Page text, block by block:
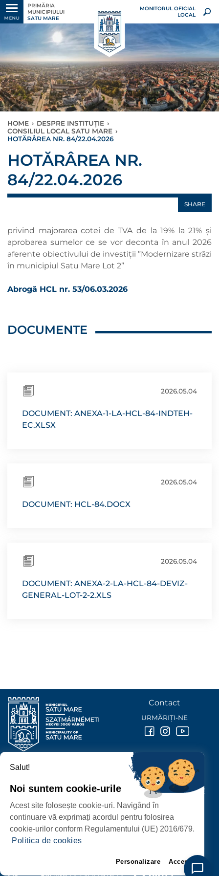
MENU
PRIMĂRIA
MUNICIPIULUI
SATU MARE
MONITORUL OFICIAL
LOCAL
HOME › DESPRE INSTITUȚIE ›
CONSILIUL LOCAL SATU MARE ›
HOTĂRÂREA NR. 84/22.04.2026
HOTĂRÂREA NR.
84/22.04.2026
SHARE
privind majorarea cotei de TVA de la 19% la 21% și
aprobarea sumelor ce se vor deconta în anul 2026
aferente obiectivului de investiții ”Modernizare străzi
în municipiul Satu Mare Lot 2”
Abrogă HCL nr. 53/06.03.2026
DOCUMENTE
2026.05.04
DOCUMENT: ANEXA-1-LA-HCL-84-INDTEH-
EC.XLSX
2026.05.04
DOCUMENT: HCL-84.DOCX
2026.05.04
DOCUMENT: ANEXA-2-LA-HCL-84-DEVIZ-
GENERAL-LOT-2-2.XLS
PROTECȚIA DATELOR PERSONALE
PRIMĂRIA MUNICIPIULUI
P-ȚA 25 OCTOMBRIE, NR. 1 CORP M, 440026 SATU MARE
Contact
URMĂRIȚI-NE
Salut!
Noi suntem cookie-urile
Acest site folosește cookie-uri. Navigând în
continuare vă exprimați acordul pentru folosirea
cookie-urilor conform Regulamentului (UE) 2016/679.
Politica de cookies
Personalizare Accept